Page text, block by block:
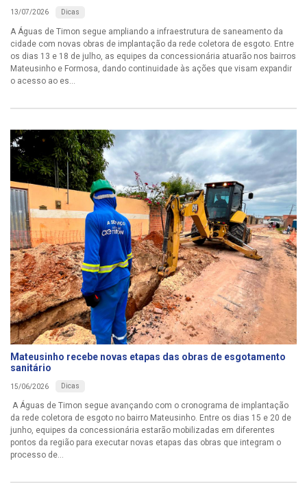
13/07/2026 Dicas
A Águas de Timon segue ampliando a infraestrutura de saneamento da
cidade com novas obras de implantação da rede coletora de esgoto. Entre
os dias 13 e 18 de julho, as equipes da concessionária atuarão nos bairros
Mateusinho e Formosa, dando continuidade às ações que visam expandir
o acesso ao es...
Mateusinho recebe novas etapas das obras de esgotamento
sanitário
15/06/2026 Dicas
A Águas de Timon segue avançando com o cronograma de implantação
da rede coletora de esgoto no bairro Mateusinho. Entre os dias 15 e 20 de
junho, equipes da concessionária estarão mobilizadas em diferentes
pontos da região para executar novas etapas das obras que integram o
processo de...